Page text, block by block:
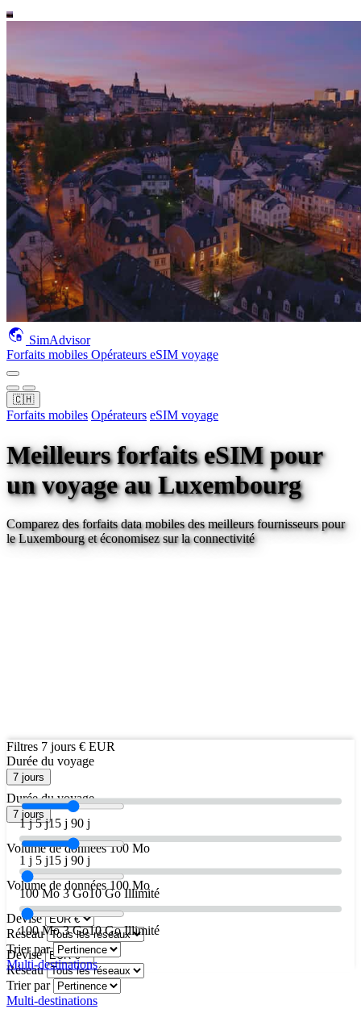
SimAdvisor
Forfaits mobiles Opérateurs eSIM voyage
🇨🇭
Forfaits mobiles Opérateurs eSIM voyage
Meilleurs forfaits eSIM pour
un voyageau Luxembourg
Comparez des forfaits data mobiles des meilleurs fournisseurs pour
le Luxembourget économisez sur la connectivité
Filtres 7 jours € EUR
Durée du voyage
7 jours
1 j 5 j15 j 90 j
Volume de données 100 Mo
100 Mo 3 Go10 Go Illimité
Devise
Réseau
Trier par
Multi-destinations
Durée du voyage
7 jours
1 j 5 j15 j 90 j
Volume de données 100 Mo
100 Mo 3 Go10 Go Illimité
Devise
Réseau
Trier par
Multi-destinations